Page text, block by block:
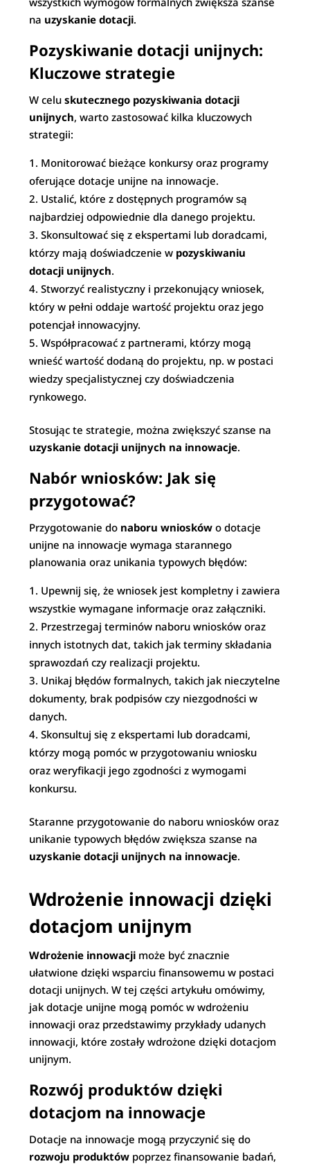
na uzyskanie dotacji.
Pozyskiwanie dotacji unijnych:
Kluczowe strategie
W celuskutecznego pozyskiwania dotacji
unijnych, warto zastosować kilka kluczowych
strategii:
Monitorować bieżące konkursy oraz programy
oferujące dotacje unijne na innowacje.
Ustalić, które z dostępnych programów są
najbardziej odpowiednie dla danego projektu.
Skonsultować się z ekspertami lub doradcami,
którzy mają doświadczenie w pozyskiwaniu
dotacji unijnych.
Stworzyć realistyczny i przekonujący wniosek,
który w pełni oddaje wartość projektu oraz jego
potencjał innowacyjny.
Współpracować z partnerami, którzy mogą
wnieść wartość dodaną do projektu, np. w postaci
wiedzy specjalistycznej czy doświadczenia
rynkowego.
Stosując te strategie, można zwiększyć szanse na
uzyskanie dotacji unijnych na innowacje.
Nabór wniosków: Jak się
przygotować?
Przygotowanie do naboru wniosków o dotacje
unijne na innowacje wymaga starannego
planowania oraz unikania typowych błędów:
Upewnij się, że wniosek jest kompletny i zawiera
wszystkie wymagane informacje oraz załączniki.
Przestrzegaj terminów naboru wniosków oraz
innych istotnych dat, takich jak terminy składania
sprawozdań czy realizacji projektu.
Unikaj błędów formalnych, takich jak nieczytelne
dokumenty, brak podpisów czy niezgodności w
danych.
Skonsultuj się z ekspertami lub doradcami,
którzy mogą pomóc w przygotowaniu wniosku
oraz weryfikacji jego zgodności z wymogami
konkursu.
Staranne przygotowanie do naboru wniosków oraz
unikanie typowych błędów zwiększa szanse na
uzyskanie dotacji unijnych na innowacje.
Wdrożenie innowacji dzięki
dotacjom unijnym
Wdrożenie innowacji może być znacznie
ułatwione dzięki wsparciu finansowemu w postaci
dotacji unijnych. W tej części artykułu omówimy,
jak dotacje unijne mogą pomóc w wdrożeniu
innowacji oraz przedstawimy przykłady udanych
innowacji, które zostały wdrożone dzięki dotacjom
unijnym.
Rozwój produktów dzięki
dotacjom na innowacje
Dotacje na innowacje mogą przyczynić się do
rozwoju produktów poprzez finansowanie badań,